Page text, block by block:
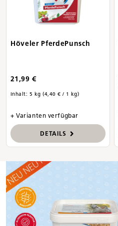
Höveler PferdePunsch
21,99 €
Inhalt: 5 kg(4,40 € / 1 kg)
+ Varianten verfügbar
DETAILS